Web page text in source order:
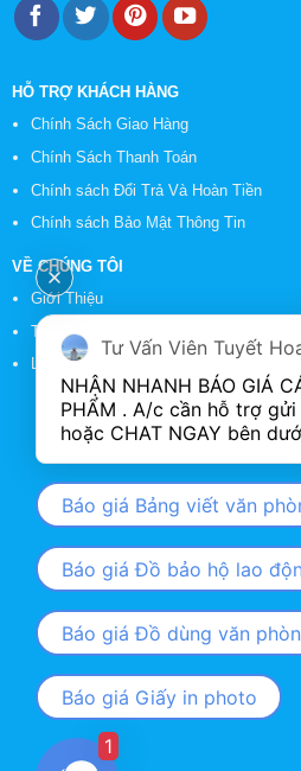
HỖ TRỢ KHÁCH HÀNG
Chính Sách Giao Hàng
Chính Sách Thanh Toán
Chính sách Đổi Trả Và Hoàn Tiền
Chính sách Bảo Mật Thông Tin
VỀ CHÚNG TÔI
Giới Thiệu
Tin Tức
Liên Hệ
Tư Vấn Viên Tuyết
NHẬN NHANH BÁO GIÁ
PHẨM . A/c cần hỗ trợ gửi
Báo giá Bảng viết văn
Báo giá Đồ bảo hộ lao
Báo giá Đồ dùng văn
Báo giá Giấy in photo
1